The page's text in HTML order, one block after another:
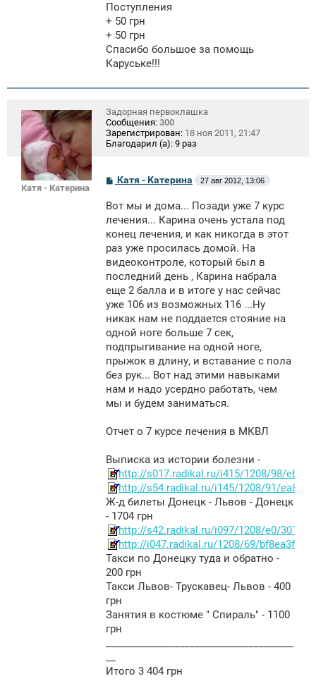
Поступления
+ 50 грн
+ 50 грн
Спасибо большое за помощь
Каруське!!!
Катя - Катерина
Задорная первоклашка
Сообщения: 300
Зарегистрирован: 18 ноя 2011, 21:47
Благодарил (а): 9 раз
С
б
щ
н
и
Катя - Катерина 27 авг 2012, 13:06
Вот мы и дома... Позади уже 7 курс
лечения... Карина очень устала под
конец лечения, и как никогда в этот
раз уже просилась домой. На
видеоконтроле, который был в
последний день , Карина набрала
еще 2 балла и в итоге у нас сейчас
уже 106 из возможных 116 ...Ну
никак нам не поддается стояние на
одной ноге больше 7 сек,
подпрыгивание на одной ноге,
прыжок в длину, и вставание с пола
без рук... Вот над этими навыками
нам и надо усердно работать, чем
мы и будем заниматься.
Отчет о 7 курсе лечения в МКВЛ
Выписка из истории болезни -
http://s017.radikal.ru/i415/1208/98/
http://s54.radikal.ru/i145/1208/91/
Ж-д билеты Донецк - Львов - Донецк
- 1704 грн
http://s42.radikal.ru/i097/1208/e0/
http://i047.radikal.ru/1208/69/
Такси по Донецку туда и обратно -
200 грн
Такси Львов- Трускавец- Львов - 400
грн
Занятия в костюме " Спираль" - 1100
грн
Итого 3 404 грн